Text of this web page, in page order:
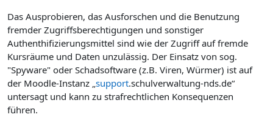
Das Ausprobieren, das Ausforschen und die Benutzung
fremder Zugriffsberechtigungen und sonstiger
Authenthifizierungsmittel sind wie der Zugriff auf fremde
Kursräume und Daten unzulässig. Der Einsatz von sog.
"Spyware" oder Schadsoftware (z.B. Viren, Würmer) ist auf
der Moodle-Instanz „ support.schulverwaltung-nds.de“
untersagt und kann zu strafrechtlichen Konsequenzen
führen.